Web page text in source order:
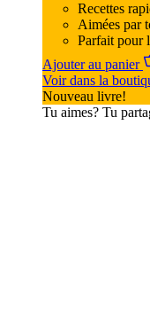
Recettes
Aimées par
Parfait pour
Ajouter au panier
Voir dans la
Nouveau livre!
Tu aimes? Tu